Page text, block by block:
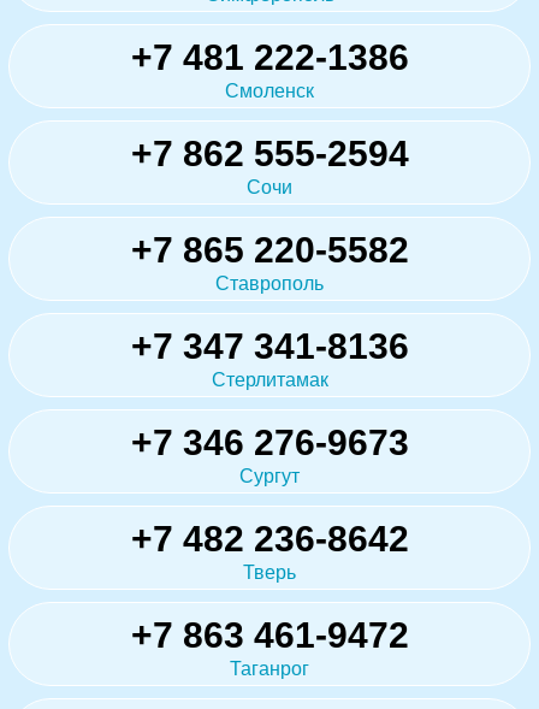
+7 481 222-1386
Смоленск
+7 862 555-2594
Сочи
+7 865 220-5582
Ставрополь
+7 347 341-8136
Стерлитамак
+7 346 276-9673
Сургут
+7 482 236-8642
Тверь
+7 863 461-9472
Таганрог